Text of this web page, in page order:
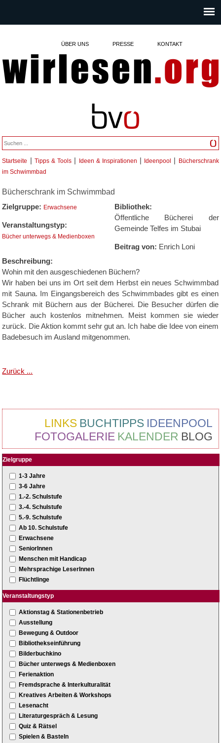
ÜBER UNS PRESSE KONTAKT
Sie sind hier
Startseite | Tipps & Tools | Ideen & Inspirationen | Ideenpool |
Bücherschrank
im Schwimmbad
Bücherschrank im Schwimmbad
Zielgruppe: Erwachsene
Veranstaltungstyp:
Bücher unterwegs & Medienboxen
Bibliothek:
Öffentliche Bücherei der
Gemeinde Telfes im Stubai
Beitrag von: Enrich Loni
Beschreibung:
Wohin mit den ausgeschiedenen Büchern?
Wir haben bei uns im Ort seit dem Herbst ein neues Schwimmbad
mit Sauna. Im Eingangsbereich des Schwimmbades gibt es einen
Schrank mit Büchern aus der Bücherei. Die Besucher dürfen die
Bücher auch kostenlos mitnehmen. Meist kommen sie wieder
zurück. Die Aktion kommt sehr gut an. Ich habe die Idee von einem
Badebesuch im Ausland mitgenommen.
Zurück ...
IDEENPOOL
BUCHTIPPS
LINKS
BLOG
KALENDER
FOTOGALERIE
Zielgruppe
1-3 Jahre
3-6 Jahre
1.-2. Schulstufe
3.-4. Schulstufe
5.-9. Schulstufe
Ab 10. Schulstufe
Erwachsene
SeniorInnen
Menschen mit Handicap
Mehrsprachige LeserInnen
Flüchtlinge
Veranstaltungstyp
Aktionstag & Stationenbetrieb
Ausstellung
Bewegung & Outdoor
Bibliothekseinführung
Bilderbuchkino
Bücher unterwegs & Medienboxen
Ferienaktion
Fremdsprache & Interkulturalität
Kreatives Arbeiten & Workshops
Lesenacht
Literaturgespräch & Lesung
Quiz & Rätsel
Spielen & Basteln